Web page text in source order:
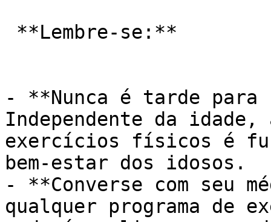
- **Nunca é tarde
Independente da
exercícios físicos é
bem-estar dos idosos.
- **Converse com seu
qualquer programa de